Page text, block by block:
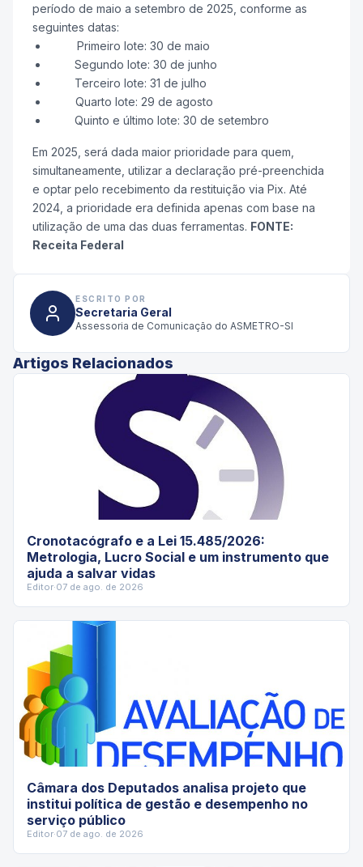
período de maio a setembro de 2025, conforme as
seguintes datas:
Primeiro lote: 30 de maio
Segundo lote: 30 de junho
Terceiro lote: 31 de julho
Quarto lote: 29 de agosto
Quinto e último lote: 30 de setembro
Em 2025, será dada maior prioridade para quem,
simultaneamente, utilizar a declaração pré-preenchida
e optar pelo recebimento da restituição via Pix. Até
2024, a prioridade era definida apenas com base na
utilização de uma das duas ferramentas. FONTE:
Receita Federal
ESCRITO POR
Secretaria Geral
Assessoria de Comunicação do ASMETRO-SI
Artigos Relacionados
Cronotacógrafo e a Lei 15.485/2026:
Metrologia, Lucro Social e um instrumento que
ajuda a salvar vidas
Editor·07 de ago. de 2026
Câmara dos Deputados analisa projeto que
institui política de gestão e desempenho no
serviço público
Editor·07 de ago. de 2026